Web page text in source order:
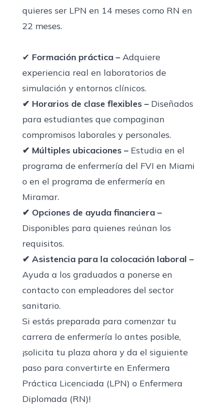
quieres ser LPN en 14 meses como RN en
22 meses.
✔ Formación práctica – Adquiere
experiencia real en laboratorios de
simulación y entornos clínicos.
✔ Horarios de clase flexibles – Diseñados
para estudiantes que compaginan
compromisos laborales y personales.
✔ Múltiples ubicaciones – Estudia en el
programa de enfermería del FVI en Miami
o en el programa de enfermería en
Miramar.
✔ Opciones de ayuda financiera –
Disponibles para quienes reúnan los
requisitos.
✔ Asistencia para la colocación laboral –
Ayuda a los graduados a ponerse en
contacto con empleadores del sector
sanitario.
Si estás preparada para comenzar tu
carrera de enfermería lo antes posible,
¡solicita tu plaza ahora y da el siguiente
paso para convertirte en Enfermera
Práctica Licenciada (LPN) o Enfermera
Diplomada (RN)!